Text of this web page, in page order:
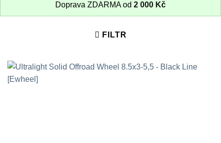
Doprava ZDARMA od 2 000 Kč
FILTR